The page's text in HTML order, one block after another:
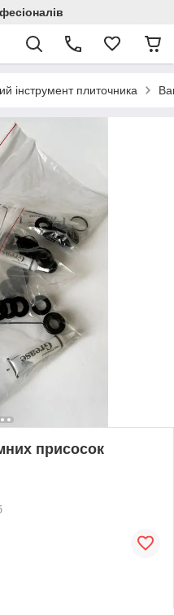
інструмент плиточника
присосок